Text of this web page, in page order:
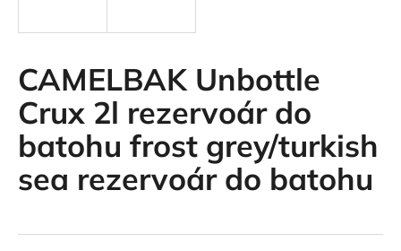
CAMELBAK Unbottle
Crux 2l rezervoár do
batohu frost grey/turkish
sea rezervoár do batohu
í
t
?